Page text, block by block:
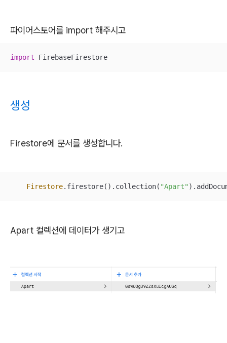
파이어스토어를 import 해주시고
import FirebaseFirestore
생성
Firestore에 문서를 생성합니다.
Firestore.firestore().collection( "Apart"
Apart 컬렉션에 데이터가 생기고